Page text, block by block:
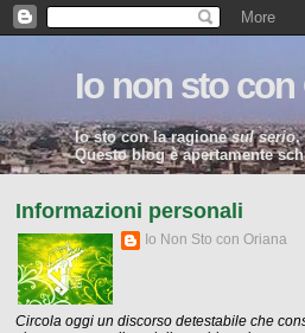
Io non sto con
Io sto con la ragionesul serio.
Questo blog è apertamente
Informazioni personali
Io Non Sto con Oriana
Circola oggi un discorso detestabile che